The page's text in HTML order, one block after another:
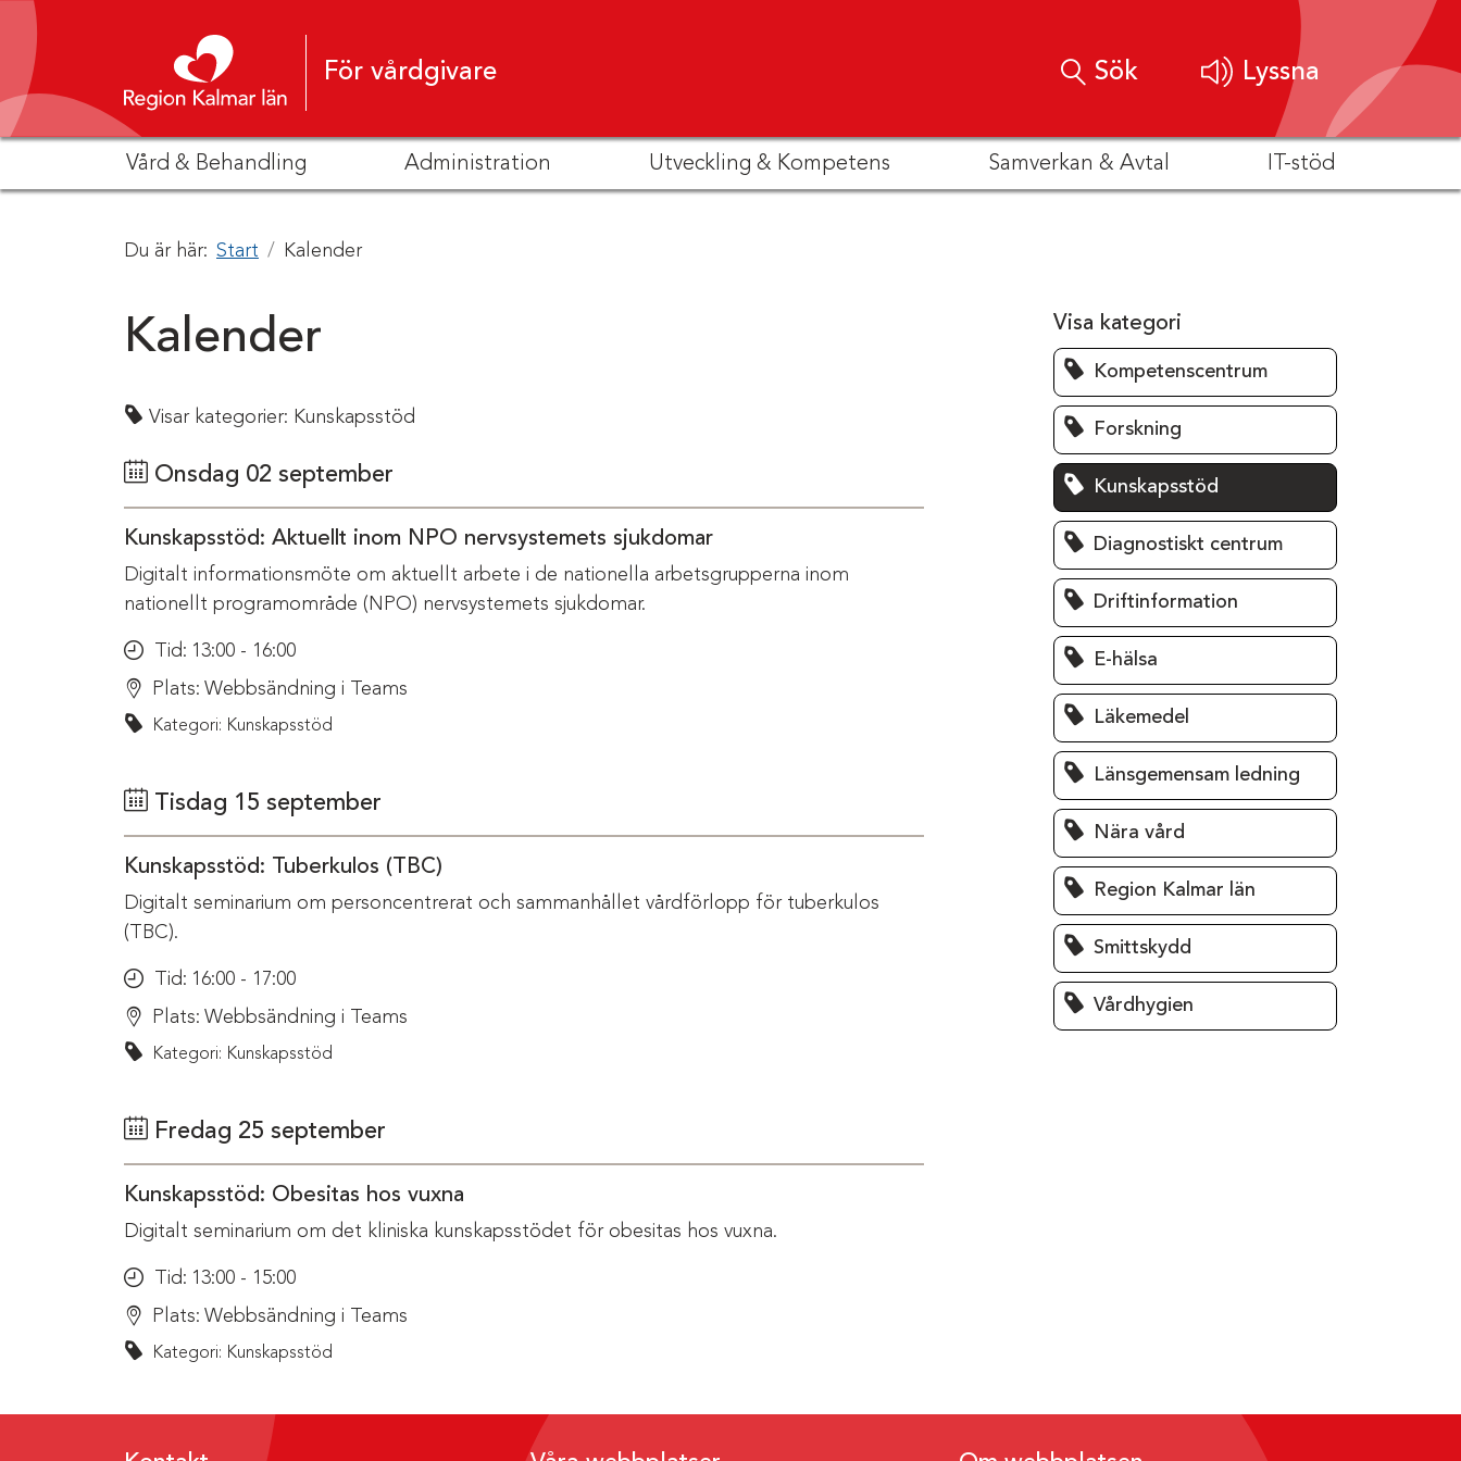
Hoppa till innehåll
För vårdgivare Sök Lyssna
Vård & Behandling Administration Utveckling & Kompetens Samverkan & Avtal IT-stöd
Du är här: Start Kalender
Kalender
Visar kategorier: Kunskapsstöd
Onsdag 02 september
Kunskapsstöd: Aktuellt inom NPO nervsystemets sjukdomar
Digitalt informationsmöte om aktuellt arbete i de nationella arbetsgrupperna inom
nationellt programområde (NPO) nervsystemets sjukdomar.
Tid: 13:00 - 16:00
Plats: Webbsändning i Teams
Kategori: Kunskapsstöd
Tisdag 15 september
Kunskapsstöd: Tuberkulos (TBC)
Digitalt seminarium om personcentrerat och sammanhållet vårdförlopp för tuberkulos
(TBC).
Tid: 16:00 - 17:00
Plats: Webbsändning i Teams
Kategori: Kunskapsstöd
Fredag 25 september
Kunskapsstöd: Obesitas hos vuxna
Digitalt seminarium om det kliniska kunskapsstödet för obesitas hos vuxna.
Tid: 13:00 - 15:00
Plats: Webbsändning i Teams
Kategori: Kunskapsstöd
Visa kategori
Kompetenscentrum
Forskning
Kunskapsstöd
Diagnostiskt centrum
Driftinformation
E-hälsa
Läkemedel
Länsgemensam ledning
Nära vård
Region Kalmar län
Smittskydd
Vårdhygien